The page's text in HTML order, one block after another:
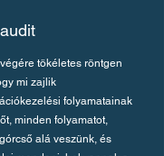
tökéletes röntgen
mi zajlik
folyamatainak
minden folyamatot,
alá veszünk, és